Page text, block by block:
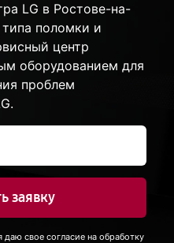
LG в Ростове-на-
поломки и
центр
оборудованием для
проблем
заявку
свое согласие на обработку